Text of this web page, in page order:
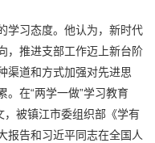
学习态度。他认为，新时代
，推进支部工作迈上新台阶
渠道和方式加强对先进思
。在“两学一做”学习教育
，被镇江市委组织部《学有
报告和习近平同志在全国人